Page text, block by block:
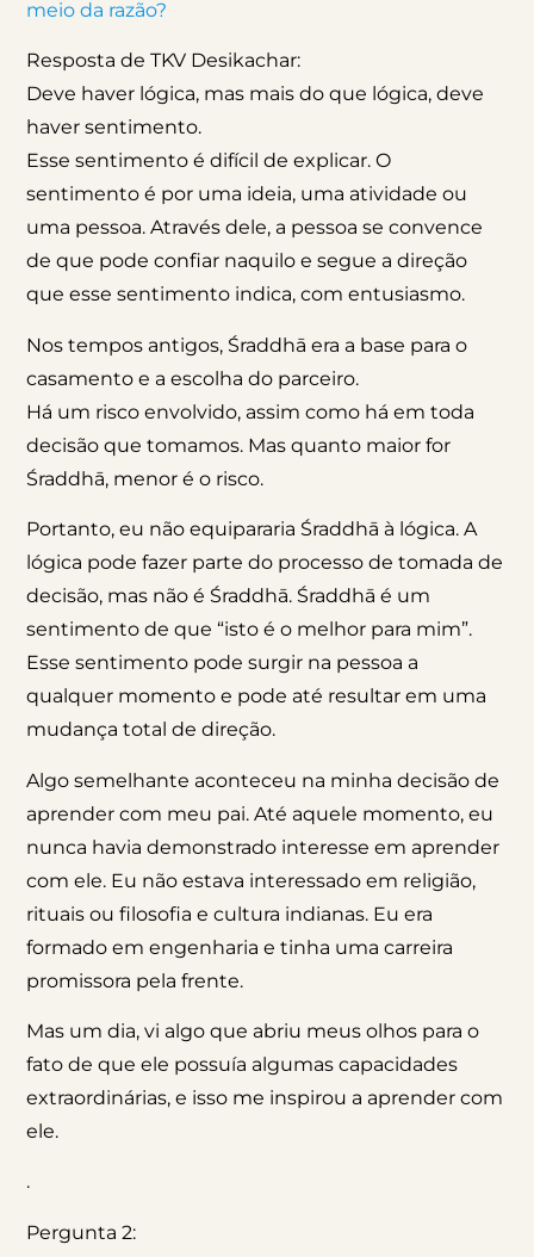
meio da razão?
Resposta de TKV Desikachar:
Deve haver lógica, mas mais do que lógica, deve
haver sentimento.
Esse sentimento é difícil de explicar. O
sentimento é por uma ideia, uma atividade ou
uma pessoa. Através dele, a pessoa se convence
de que pode confiar naquilo e segue a direção
que esse sentimento indica, com entusiasmo.
Nos tempos antigos, Śraddhā era a base para o
casamento e a escolha do parceiro.
Há um risco envolvido, assim como há em toda
decisão que tomamos. Mas quanto maior for
Śraddhā, menor é o risco.
Portanto, eu não equipararia Śraddhā à lógica. A
lógica pode fazer parte do processo de tomada de
decisão, mas não é Śraddhā. Śraddhā é um
sentimento de que “isto é o melhor para mim”.
Esse sentimento pode surgir na pessoa a
qualquer momento e pode até resultar em uma
mudança total de direção.
Algo semelhante aconteceu na minha decisão de
aprender com meu pai. Até aquele momento, eu
nunca havia demonstrado interesse em aprender
com ele. Eu não estava interessado em religião,
rituais ou filosofia e cultura indianas. Eu era
formado em engenharia e tinha uma carreira
promissora pela frente.
Mas um dia, vi algo que abriu meus olhos para o
fato de que ele possuía algumas capacidades
extraordinárias, e isso me inspirou a aprender com
ele.
.
Pergunta 2: